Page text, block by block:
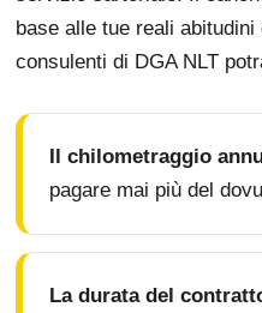
base alle tue reali
consulenti di DGA NLT
Il chilometraggio
pagare mai più del
La durata del